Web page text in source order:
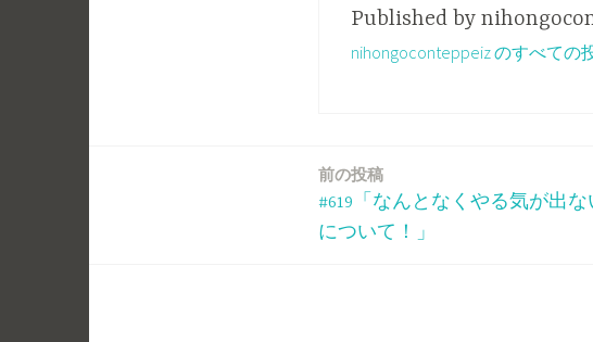
Published by
nihongoconteppeiz のすべての
前の投稿
#619「なんとなくやる気が出な
について！」